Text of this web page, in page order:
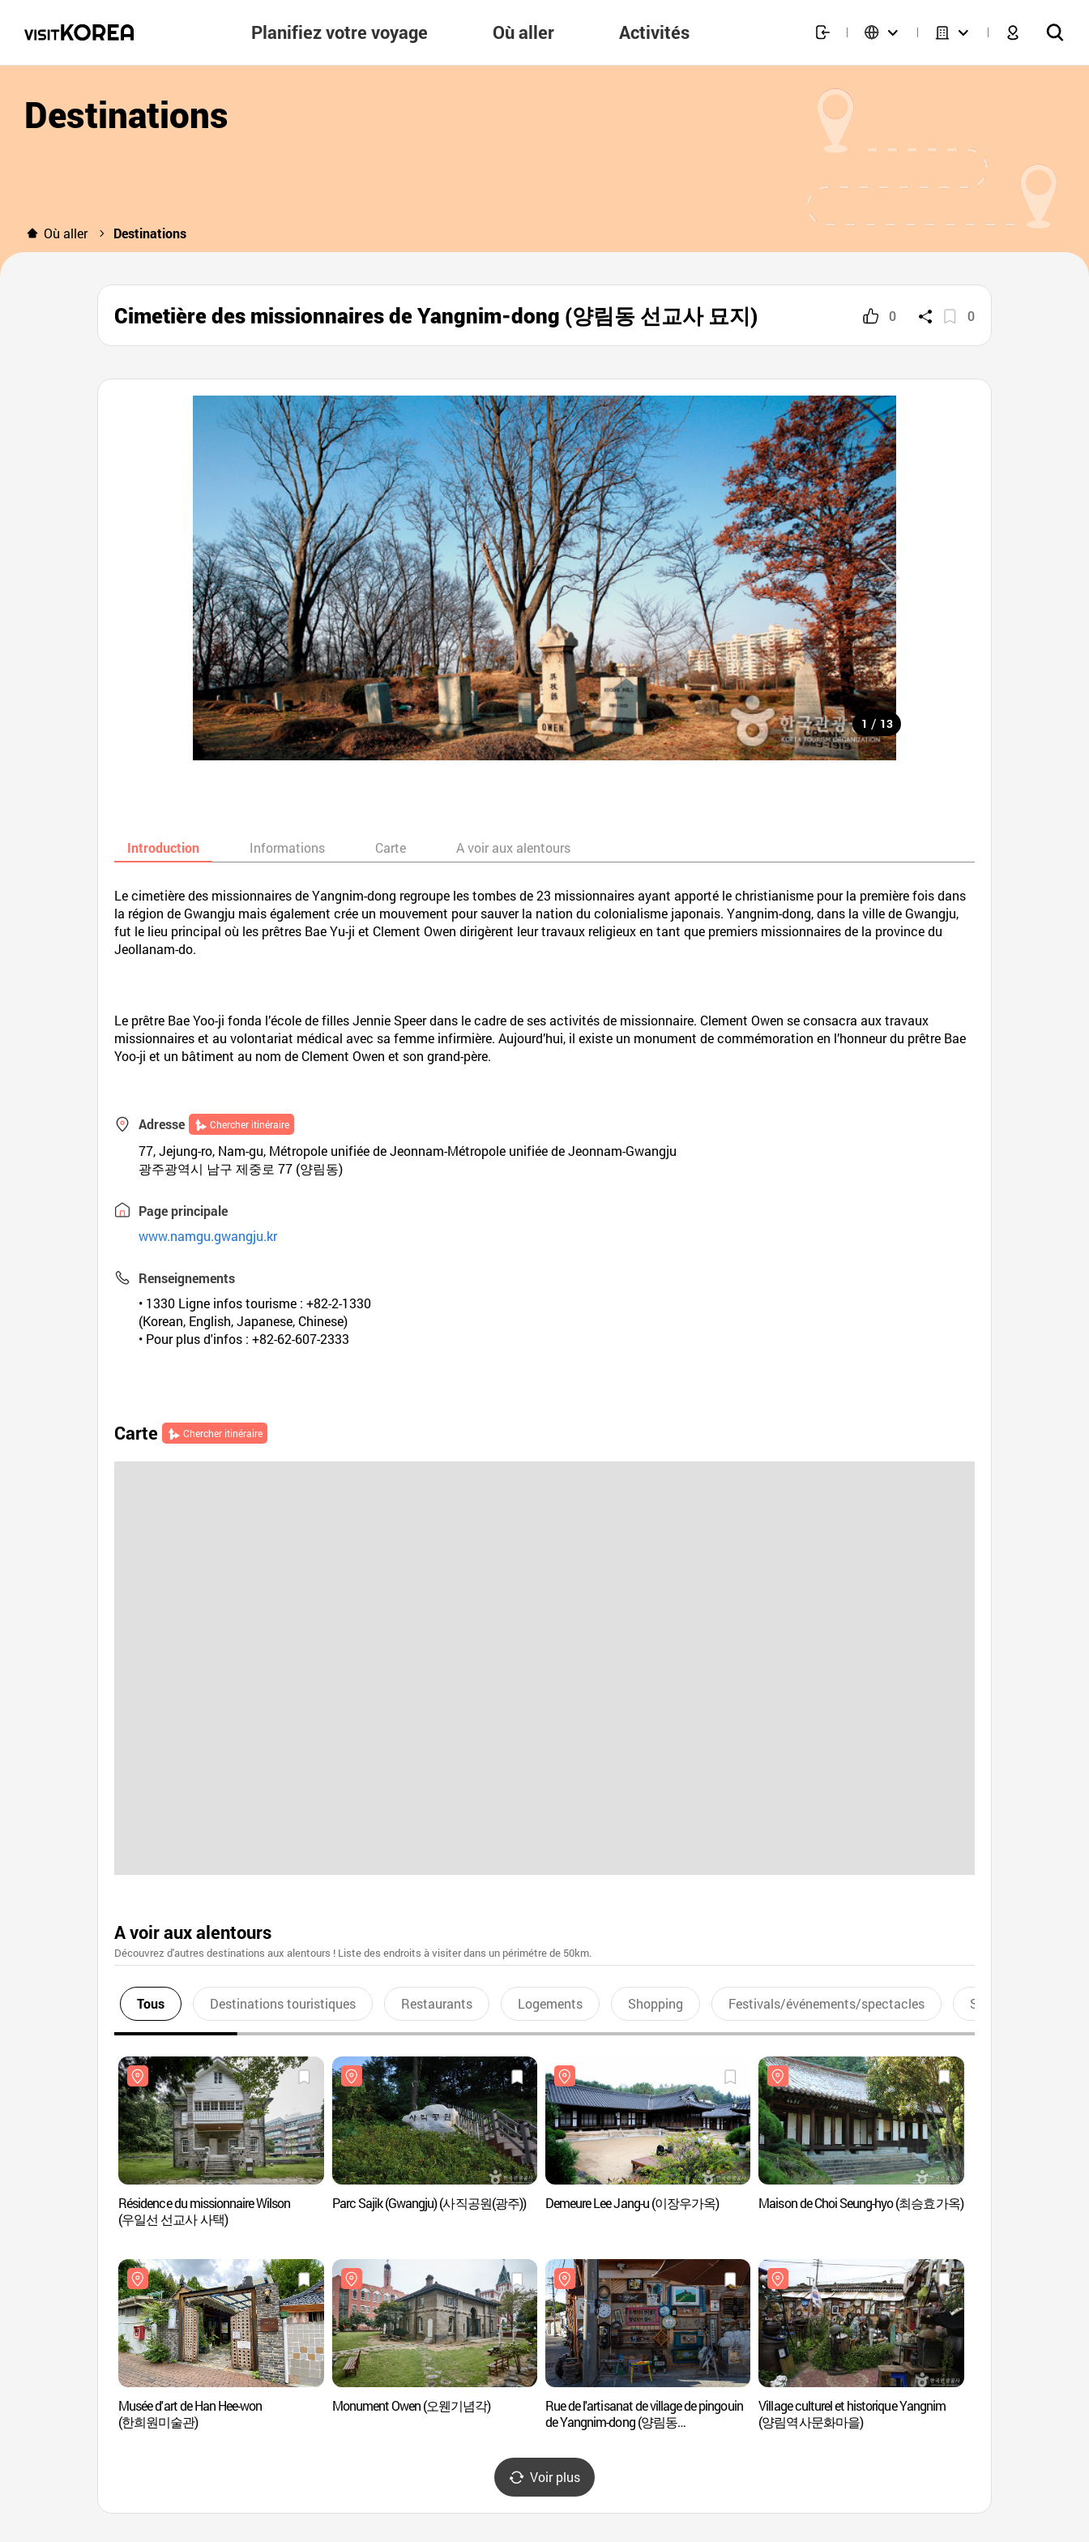
Planifiez votre voyage Où aller Activités
Destinations
Où aller Destinations
Cimetière des missionnaires de Yangnim-dong (양림동 선교사 묘지) 0 0
1 / 13
Introduction Informations Carte A voir aux alentours
Le cimetière des missionnaires de Yangnim-dong regroupe les tombes de 23 missionnaires ayant apporté le christianisme pour la première fois dans
la région de Gwangju mais également crée un mouvement pour sauver la nation du colonialisme japonais. Yangnim-dong, dans la ville de Gwangju,
fut le lieu principal où les prêtres Bae Yu-ji et Clement Owen dirigèrent leur travaux religieux en tant que premiers missionnaires de la province du
Jeollanam-do.
Le prêtre Bae Yoo-ji fonda l’école de filles Jennie Speer dans le cadre de ses activités de missionnaire. Clement Owen se consacra aux travaux
missionnaires et au volontariat médical avec sa femme infirmière. Aujourd’hui, il existe un monument de commémoration en l’honneur du prêtre Bae
Yoo-ji et un bâtiment au nom de Clement Owen et son grand-père.
Adresse Chercher itinéraire
77, Jejung-ro, Nam-gu, Métropole unifiée de Jeonnam-Métropole unifiée de Jeonnam-Gwangju
광주광역시 남구 제중로 77 (양림동)
Page principale
www.namgu.gwangju.kr
Renseignements
• 1330 Ligne infos tourisme : +82-2-1330
(Korean, English, Japanese, Chinese)
• Pour plus d'infos : +82-62-607-2333
Carte Chercher itinéraire
A voir aux alentours
Découvrez d'autres destinations aux alentours ! Liste des endroits à visiter dans un périmétre de 50km.
Tous Destinations touristiques Restaurants Logements Shopping Festivals/événements/spectacles Sports aquatiques
Résidence du missionnaire Wilson
(우일선 선교사 사택)
Parc Sajik (Gwangju) (사직공원(광주)) Demeure Lee Jang-u (이장우가옥) Maison de Choi Seung-hyo (최승효가옥)
Musée d'art de Han Hee-won
(한희원미술관)
Monument Owen (오웬기념각)
Rue de l'artisanat de village de pingouin
de Yangnim-dong (양림동
Village culturel et historique Yangnim
(양림역사문화마을)
Voir plus